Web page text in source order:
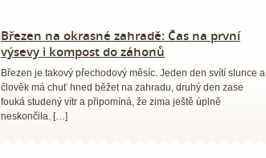
Březen na okrasné zahradě: Čas na první
výsevy i kompost do záhonů
Březen je takový přechodový měsíc. Jeden den svítí slunce a
člověk má chuť hned běžet na zahradu, druhý den zase
fouká studený vítr a připomíná, že zima ještě úplně
neskončila. […]